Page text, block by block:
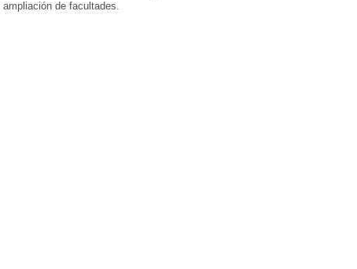
ampliación de facultades.